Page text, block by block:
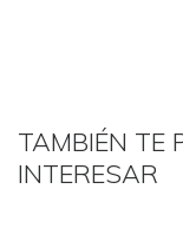
TAMBIÉN TE
INTERESAR